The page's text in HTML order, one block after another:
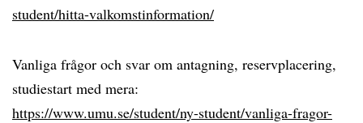
student/hitta-valkomstinformation/
Vanliga frågor och svar om antagning, reservplacering,
studiestart med mera:
https://www.umu.se/student/ny-student/vanliga-fragor-